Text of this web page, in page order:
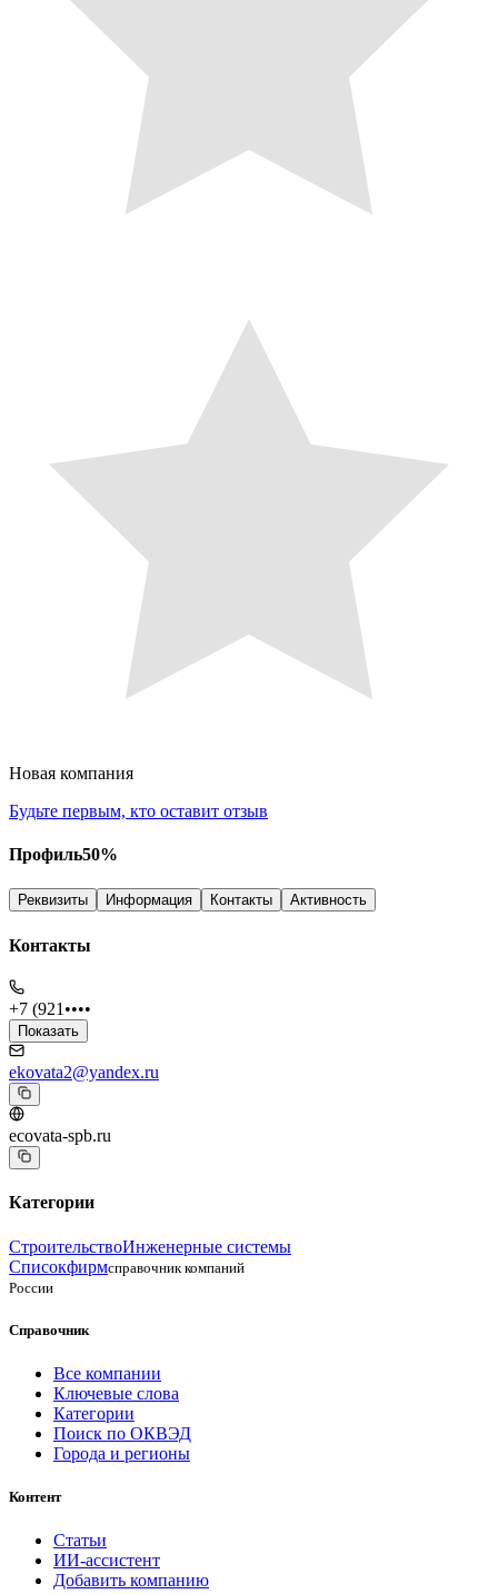
Новая компания
Будьте первым, кто оставит отзыв
Профиль50%
Реквизиты Информация Контакты Активность
Контакты
+7 (921••••
Показать
ekovata2@yandex.ru
ecovata-spb.ru
Категории
СтроительствоИнженерные системы
Списокфирмсправочник компаний
России
Справочник
Все компании
Ключевые слова
Категории
Поиск по ОКВЭД
Города и регионы
Контент
Статьи
ИИ-ассистент
Добавить компанию